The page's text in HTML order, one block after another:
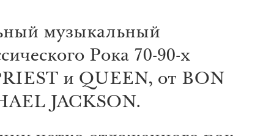
музыкальный
Рока 70-90-х
и QUEEN, от BON
JACKSON.